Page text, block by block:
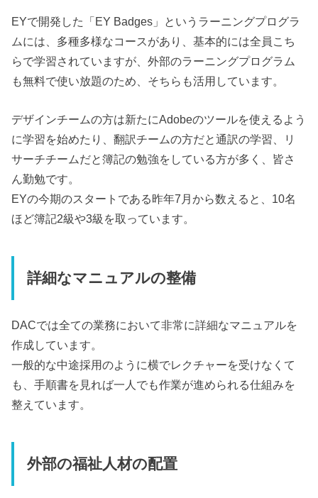
EYで開発した「EY Badges」というラーニングプログラ
ムには、多種多様なコースがあり、基本的には全員こち
らで学習されていますが、外部のラーニングプログラム
も無料で使い放題のため、そちらも活用しています。
デザインチームの方は新たにAdobeのツールを使えるよう
に学習を始めたり、翻訳チームの方だと通訳の学習、リ
サーチチームだと簿記の勉強をしている方が多く、皆さ
ん勤勉です。
EYの今期のスタートである昨年7月から数えると、10名
ほど簿記2級や3級を取っています。
詳細なマニュアルの整備
DACでは全ての業務において非常に詳細なマニュアルを
作成しています。
一般的な中途採用のように横でレクチャーを受けなくて
も、手順書を見れば一人でも作業が進められる仕組みを
整えています。
外部の福祉人材の配置